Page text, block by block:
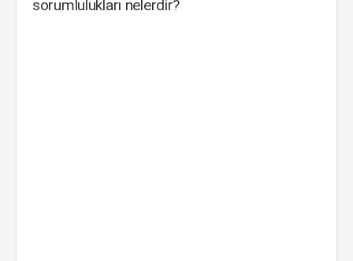
sorumlulukları nelerdir?